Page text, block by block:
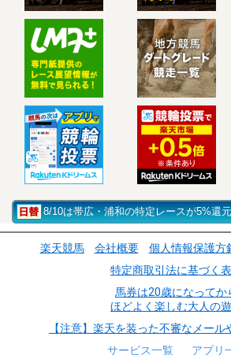
8/10は帯広・浦和の特定レースが5%還
楽天競馬 会社概要 個人情報保護方
特定商取引法に基づく
馬券は20歳になってか
ほどよく楽しむ大人の
【注意】楽天を装った不審なメール
サービス一覧
アプリ